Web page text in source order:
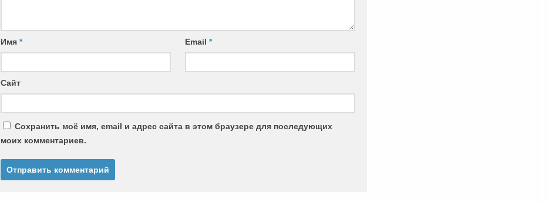
Имя * Email*
Сайт
Сохранить моё имя, email и адрес сайта в этом браузере для последующих
моих комментариев.